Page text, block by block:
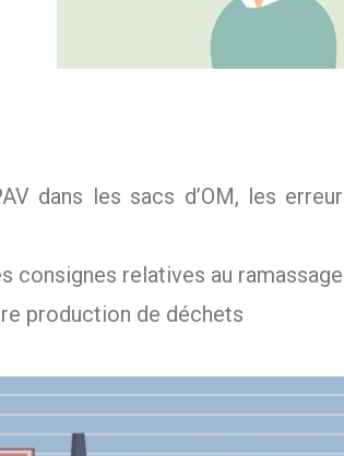
dans les sacs d’OM, les
consignes relatives au
production de déchets